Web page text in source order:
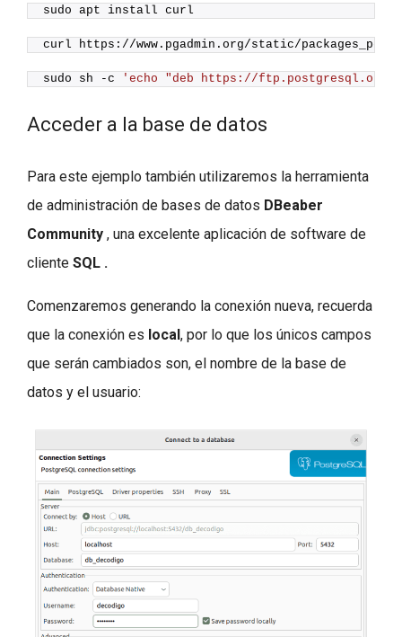
sudo apt install curl
curl https://www.pgadmin.org/static/
sudo sh -c 'echo "deb https://ftp.postgresql.org/
Acceder a la base de datos
Para este ejemplo también utilizaremos la herramienta
de administración de bases de datos DBeaber
Community , una excelente aplicación de software de
cliente SQL .
Comenzaremos generando la conexión nueva, recuerda
que la conexión es local, por lo que los únicos campos
que serán cambiados son, el nombre de la base de
datos y el usuario: